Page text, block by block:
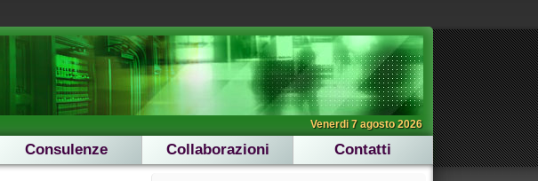
Venerdi 7 agosto 2026
Consulenze Collaborazioni Contatti